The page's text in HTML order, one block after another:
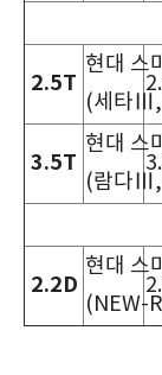
2.5T
현대 스
(세타Ⅲ,
3.5T
현대 스
(람다Ⅲ,
2.2D
현대 스
(NEW-